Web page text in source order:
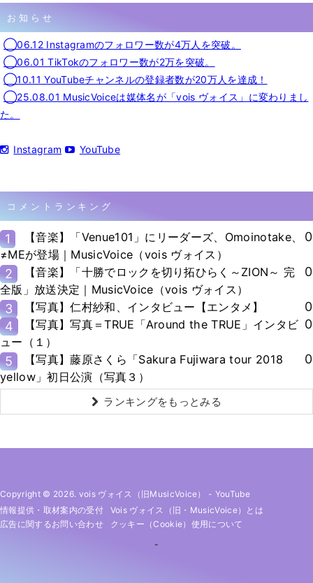
お知らせ
◯06.12 Instagramのフォロワー数が4万人を突破。
◯06.01 TikTokのフォロワー数が2万を突破。
◯10.11 YouTubeチャンネルの登録者数が20万人を達成！
◯25.08.01 MusicVoiceは媒体名が「vois ヴォイス」に変わりまし
た。
Instagram YouTube
コメントランキング
1
【音楽】「Venue101」にリーダーズ、Omoinotake、
≠MEが登場｜MusicVoice（vois ヴォイス）
0
2
【音楽】「十勝でロックを切り拓ひらく～ZION～ 完
全版」放送決定｜MusicVoice（vois ヴォイス）
0
3 【写真】仁村紗和、インタビュー【エンタメ】
0
4
【写真】写真＝TRUE「Around the TRUE」インタビ
ュー（１）
0
5
【写真】藤原さくら「Sakura Fujiwara tour 2018
yellow」初日公演（写真３）
0
ランキングをもっとみる
Copyright © 2026. vois ヴォイス（旧MusicVoice） - YouTube
情報提供・取材案内の受付
Vois ヴォイス（旧・MusicVoice）とは
広告に関するお問い合わせ
クッキー（cookie）使用について
-